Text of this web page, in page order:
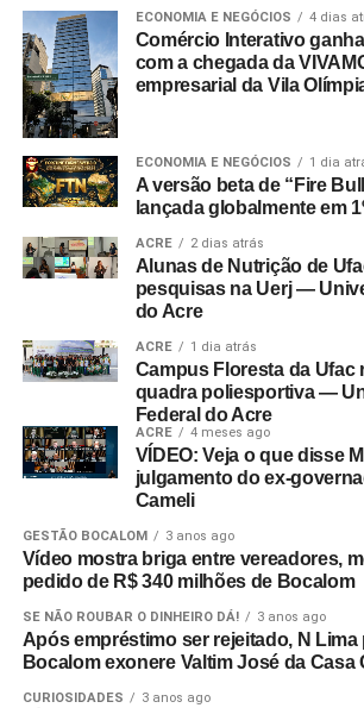
ECONOMIA E NEGÓCIOS 4 dias
Comércio Interativo
com a chegada da
empresarial da Vila
ECONOMIA E NEGÓCIOS 1 dia
A versão beta de “Fire
lançada globalmente em
ACRE 2 dias atrás
Alunas de Nutrição de
pesquisas na Uerj —
do Acre
ACRE 1 dia atrás
Campus Floresta da Ufac
quadra poliesportiva —
Federal do Acre
ACRE 4 meses ago
VÍDEO: Veja o que disse
julgamento do ex-
Cameli
GESTÃO BOCALOM 3 anos ago
Vídeo mostra briga entre vereadores,
pedido de R$ 340 milhões de Bocalom
SE NÃO ROUBAR O DINHEIRO DÁ! 3 anos ago
Após empréstimo ser rejeitado, N Lima
Bocalom exonere Valtim José da Casa
CURIOSIDADES 3 anos ago